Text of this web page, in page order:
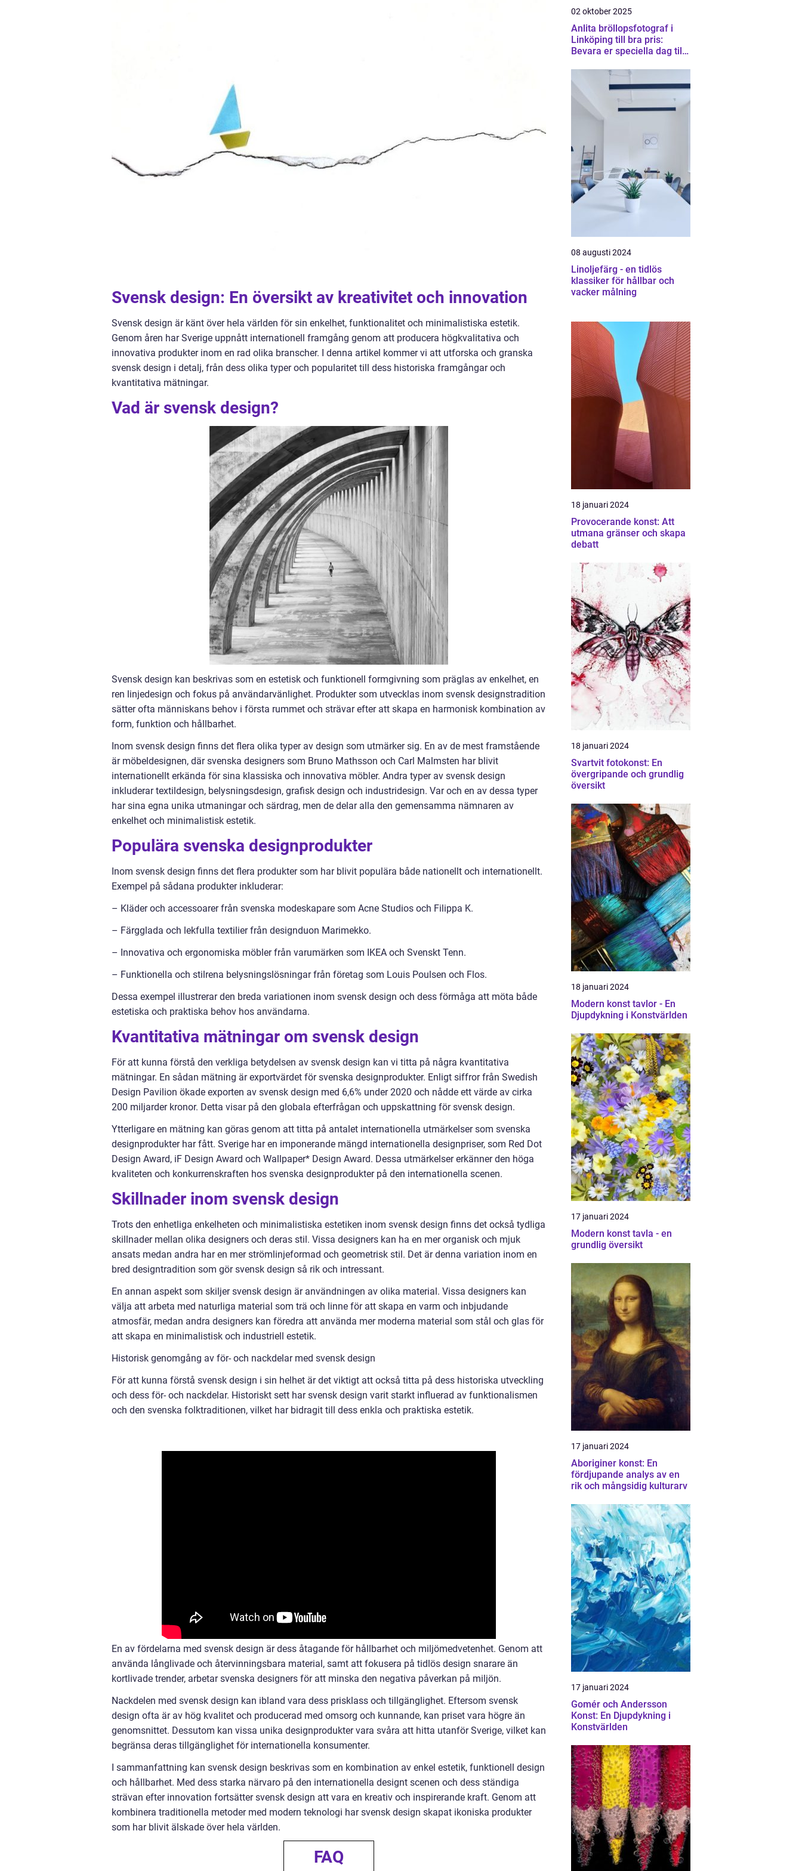
Svensk design: En översikt av kreativitet och innovation
Svensk design är känt över hela världen för sin enkelhet, funktionalitet och minimalistiska estetik.
Genom åren har Sverige uppnått internationell framgång genom att producera högkvalitativa och
innovativa produkter inom en rad olika branscher. I denna artikel kommer vi att utforska och granska
svensk design i detalj, från dess olika typer och popularitet till dess historiska framgångar och
kvantitativa mätningar.
Vad är svensk design?
Svensk design kan beskrivas som en estetisk och funktionell formgivning som präglas av enkelhet, en
ren linjedesign och fokus på användarvänlighet. Produkter som utvecklas inom svensk designstradition
sätter ofta människans behov i första rummet och strävar efter att skapa en harmonisk kombination av
form, funktion och hållbarhet.
Inom svensk design finns det flera olika typer av design som utmärker sig. En av de mest framstående
är möbeldesignen, där svenska designers som Bruno Mathsson och Carl Malmsten har blivit
internationellt erkända för sina klassiska och innovativa möbler. Andra typer av svensk design
inkluderar textildesign, belysningsdesign, grafisk design och industridesign. Var och en av dessa typer
har sina egna unika utmaningar och särdrag, men de delar alla den gemensamma nämnaren av
enkelhet och minimalistisk estetik.
Populära svenska designprodukter
Inom svensk design finns det flera produkter som har blivit populära både nationellt och internationellt.
Exempel på sådana produkter inkluderar:
– Kläder och accessoarer från svenska modeskapare som Acne Studios och Filippa K.
– Färgglada och lekfulla textilier från designduon Marimekko.
– Innovativa och ergonomiska möbler från varumärken som IKEA och Svenskt Tenn.
– Funktionella och stilrena belysningslösningar från företag som Louis Poulsen och Flos.
Dessa exempel illustrerar den breda variationen inom svensk design och dess förmåga att möta både
estetiska och praktiska behov hos användarna.
Kvantitativa mätningar om svensk design
För att kunna förstå den verkliga betydelsen av svensk design kan vi titta på några kvantitativa
mätningar. En sådan mätning är exportvärdet för svenska designprodukter. Enligt siffror från Swedish
Design Pavilion ökade exporten av svensk design med 6,6% under 2020 och nådde ett värde av cirka
200 miljarder kronor. Detta visar på den globala efterfrågan och uppskattning för svensk design.
Ytterligare en mätning kan göras genom att titta på antalet internationella utmärkelser som svenska
designprodukter har fått. Sverige har en imponerande mängd internationella designpriser, som Red Dot
Design Award, iF Design Award och Wallpaper* Design Award. Dessa utmärkelser erkänner den höga
kvaliteten och konkurrenskraften hos svenska designprodukter på den internationella scenen.
Skillnader inom svensk design
Trots den enhetliga enkelheten och minimalistiska estetiken inom svensk design finns det också tydliga
skillnader mellan olika designers och deras stil. Vissa designers kan ha en mer organisk och mjuk
ansats medan andra har en mer strömlinjeformad och geometrisk stil. Det är denna variation inom en
bred designtradition som gör svensk design så rik och intressant.
En annan aspekt som skiljer svensk design är användningen av olika material. Vissa designers kan
välja att arbeta med naturliga material som trä och linne för att skapa en varm och inbjudande
atmosfär, medan andra designers kan föredra att använda mer moderna material som stål och glas för
att skapa en minimalistisk och industriell estetik.
Historisk genomgång av för- och nackdelar med svensk design
För att kunna förstå svensk design i sin helhet är det viktigt att också titta på dess historiska utveckling
och dess för- och nackdelar. Historiskt sett har svensk design varit starkt influerad av funktionalismen
och den svenska folktraditionen, vilket har bidragit till dess enkla och praktiska estetik.
En av fördelarna med svensk design är dess åtagande för hållbarhet och miljömedvetenhet. Genom att
använda långlivade och återvinningsbara material, samt att fokusera på tidlös design snarare än
kortlivade trender, arbetar svenska designers för att minska den negativa påverkan på miljön.
Nackdelen med svensk design kan ibland vara dess prisklass och tillgänglighet. Eftersom svensk
design ofta är av hög kvalitet och producerad med omsorg och kunnande, kan priset vara högre än
genomsnittet. Dessutom kan vissa unika designprodukter vara svåra att hitta utanför Sverige, vilket kan
begränsa deras tillgänglighet för internationella konsumenter.
I sammanfattning kan svensk design beskrivas som en kombination av enkel estetik, funktionell design
och hållbarhet. Med dess starka närvaro på den internationella designt scenen och dess ständiga
strävan efter innovation fortsätter svensk design att vara en kreativ och inspirerande kraft. Genom att
kombinera traditionella metoder med modern teknologi har svensk design skapat ikoniska produkter
som har blivit älskade över hela världen.
FAQ
02 oktober 2025
Anlita bröllopsfotograf i
Linköping till bra pris:
Bevara er speciella dag till
08 augusti 2024
Linoljefärg - en tidlös
klassiker för hållbar och
vacker målning
18 januari 2024
Provocerande konst: Att
utmana gränser och skapa
debatt
18 januari 2024
Svartvit fotokonst: En
övergripande och grundlig
översikt
18 januari 2024
Modern konst tavlor - En
Djupdykning i Konstvärlden
17 januari 2024
Modern konst tavla - en
grundlig översikt
17 januari 2024
Aboriginer konst: En
fördjupande analys av en
rik och mångsidig kulturarv
17 januari 2024
Gomér och Andersson
Konst: En Djupdykning i
Konstvärlden